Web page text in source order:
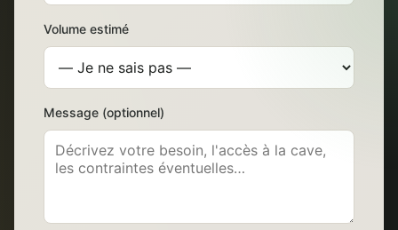
Volume estimé
Message (optionnel)